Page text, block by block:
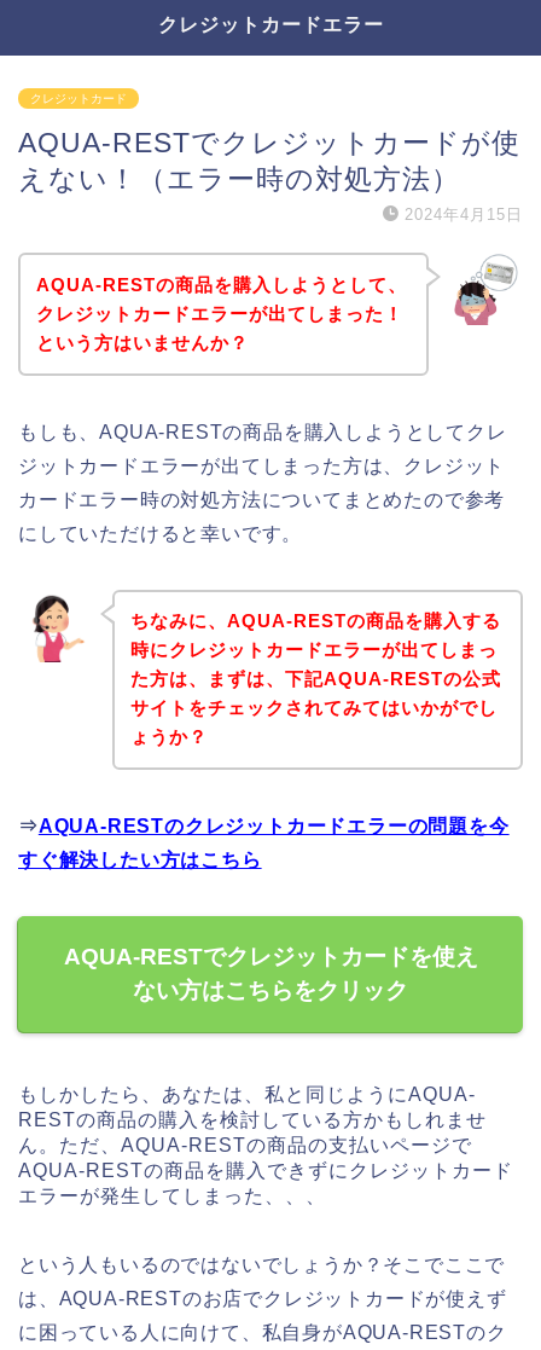
クレジットカードエラー
クレジットカード
AQUA-RESTでクレジットカードが使
えない！（エラー時の対処方法）
2024年4月15日
AQUA-RESTの商品を購入しようとして、
クレジットカードエラーが出てしまった！
という方はいませんか？
もしも、AQUA-RESTの商品を購入しようとしてクレ
ジットカードエラーが出てしまった方は、クレジット
カードエラー時の対処方法についてまとめたので参考
にしていただけると幸いです。
ちなみに、AQUA-RESTの商品を購入する
時にクレジットカードエラーが出てしまっ
た方は、まずは、下記AQUA-RESTの公式
サイトをチェックされてみてはいかがでし
ょうか？
⇒AQUA-RESTのクレジットカードエラーの問題を今
すぐ解決したい方はこちら
AQUA-RESTでクレジットカードを使え
ない方はこちらをクリック
もしかしたら、あなたは、私と同じようにAQUA-
RESTの商品の購入を検討している方かもしれませ
ん。ただ、AQUA-RESTの商品の支払いページで
AQUA-RESTの商品を購入できずにクレジットカード
エラーが発生してしまった、、、
という人もいるのではないでしょうか？そこでここで
は、AQUA-RESTのお店でクレジットカードが使えず
に困っている人に向けて、私自身がAQUA-RESTのク